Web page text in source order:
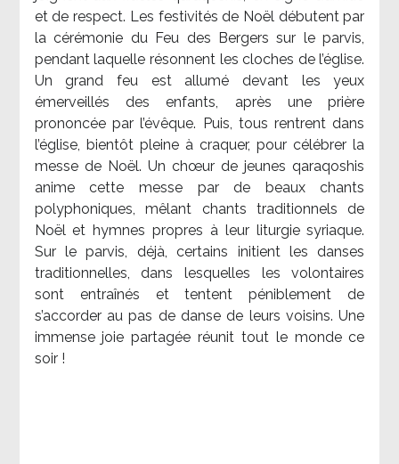
et de respect. Les festivités de Noël débutent par
la cérémonie du Feu des Bergers sur le parvis,
pendant laquelle résonnent les cloches de l’église.
Un grand feu est allumé devant les yeux
émerveillés des enfants, après une prière
prononcée par l’évêque. Puis, tous rentrent dans
l’église, bientôt pleine à craquer, pour célébrer la
messe de Noël. Un chœur de jeunes qaraqoshis
anime cette messe par de beaux chants
polyphoniques, mêlant chants traditionnels de
Noël et hymnes propres à leur liturgie syriaque.
Sur le parvis, déjà, certains initient les danses
traditionnelles, dans lesquelles les volontaires
sont entraînés et tentent péniblement de
s’accorder au pas de danse de leurs voisins. Une
immense joie partagée réunit tout le monde ce
soir !